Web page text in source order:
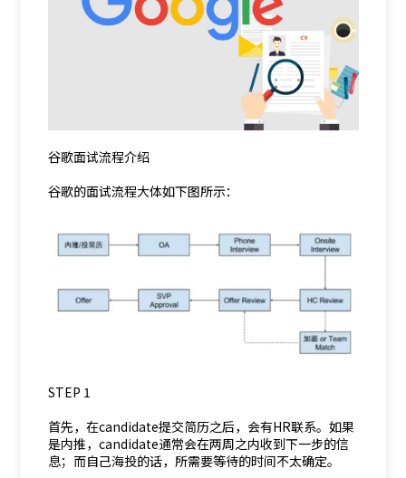
谷歌面试流程介绍
谷歌的面试流程大体如下图所示：
STEP 1
首先，在candidate提交简历之后，会有HR联系。如果
是内推，candidate通常会在两周之内收到下一步的信
息；而自己海投的话，所需要等待的时间不太确定。